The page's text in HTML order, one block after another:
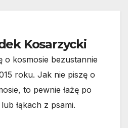
Kosarzycki
o kosmosie bezustannie
roku. Jak nie piszę o
to pewnie łażę po
lub łąkach z psami.